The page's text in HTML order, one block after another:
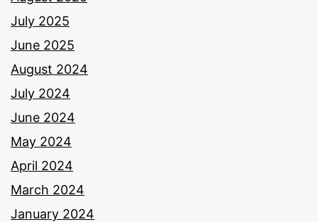
July 2025
June 2025
August 2024
July 2024
June 2024
May 2024
April 2024
March 2024
January 2024